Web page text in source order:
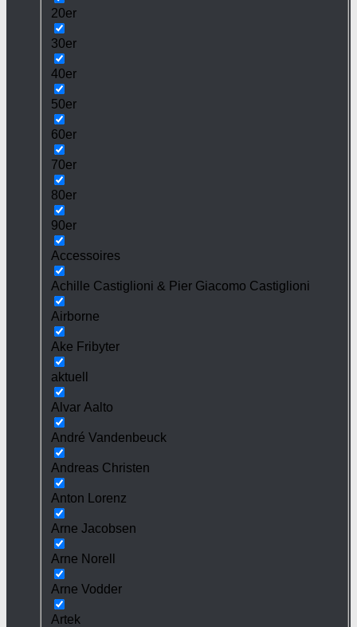
20er
30er
40er
50er
60er
70er
80er
90er
Accessoires
Achille Castiglioni & Pier Giacomo Castiglioni
Airborne
Ake Fribyter
aktuell
Alvar Aalto
André Vandenbeuck
Andreas Christen
Anton Lorenz
Arne Jacobsen
Arne Norell
Arne Vodder
Artek